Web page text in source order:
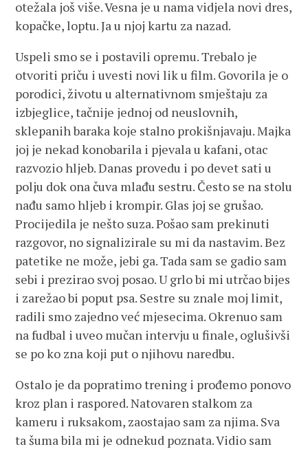
otežala još više. Vesna je u nama vidjela novi dres,
kopačke, loptu. Ja u njoj kartu za nazad.
Uspeli smo se i postavili opremu. Trebalo je
otvoriti priču i uvesti novi lik u film. Govorila je o
porodici, životu u alternativnom smještaju za
izbjeglice, tačnije jednoj od neuslovnih,
sklepanih baraka koje stalno prokišnjavaju. Majka
joj je nekad konobarila i pjevala u kafani, otac
razvozio hljeb. Danas provedu i po devet sati u
polju dok ona čuva mlađu sestru. Često se na stolu
nađu samo hljeb i krompir. Glas joj se grušao.
Procijedila je nešto suza. Pošao sam prekinuti
razgovor, no signalizirale su mi da nastavim. Bez
patetike ne može, jebi ga. Tada sam se gadio sam
sebi i prezirao svoj posao. U grlo bi mi utrčao bijes
i zarežao bi poput psa. Sestre su znale moj limit,
radili smo zajedno već mjesecima. Okrenuo sam
na fudbal i uveo mučan intervju u finale, oglušivši
se po ko zna koji put o njihovu naredbu.
Ostalo je da popratimo trening i prođemo ponovo
kroz plan i raspored. Natovaren stalkom za
kameru i ruksakom, zaostajao sam za njima. Sva
ta šuma bila mi je odnekud poznata. Vidio sam